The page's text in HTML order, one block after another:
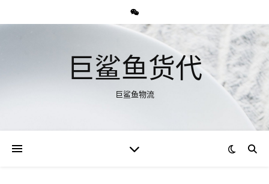
巨鲨鱼货代
巨鲨鱼物流